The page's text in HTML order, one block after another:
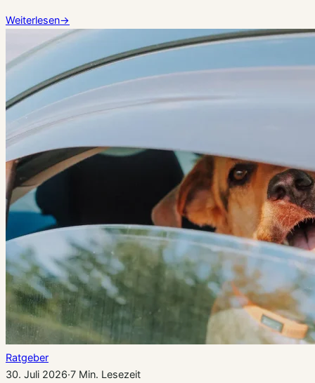
Weiterlesen→
Ratgeber
30. Juli 2026·7 Min. Lesezeit